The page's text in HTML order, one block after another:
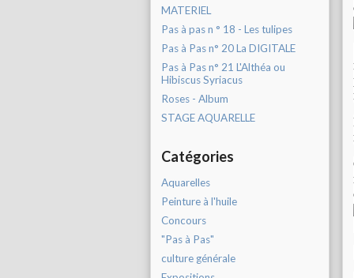
MATERIEL
Pas à pas n ° 18 - Les tulipes
Pas à Pas n° 20 La DIGITALE
Pas à Pas n° 21 L'Althéa ou
Hibiscus Syriacus
Roses - Album
STAGE AQUARELLE
Catégories
Aquarelles
Peinture à l'huile
Concours
"Pas à Pas"
culture générale